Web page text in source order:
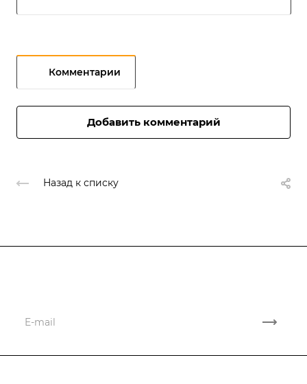
Комментарии
Добавить комментарий
Назад к списку